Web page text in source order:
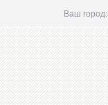
Ваш город: